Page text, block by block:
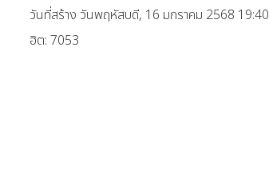
วันที่สร้าง วันพฤหัสบดี, 16 มกราคม 2568 19:40
ฮิต: 7053